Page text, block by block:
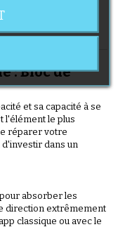
: Bloc de
et sa capacité à se
l'élément le plus
réparer votre
dans un
absorber les
direction extrêmement
classique ou avec le